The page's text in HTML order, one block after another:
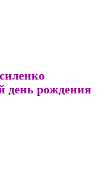
день рождения